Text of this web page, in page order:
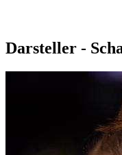
Darsteller -